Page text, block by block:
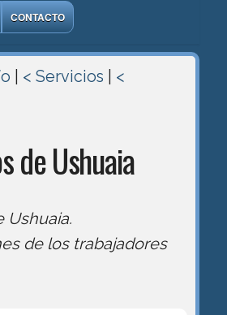
CONTACTO
< Servicios
<
de Ushuaia
Ushuaia.
de los trabajadores